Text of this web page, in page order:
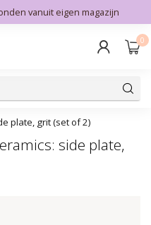
vanuit eigen magazijn
0
plate, grit (set of 2)
side plate,